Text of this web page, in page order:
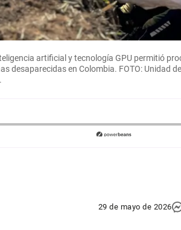
artificial y tecnología GPU permitió
desaparecidas en Colombia. FOTO: Unidad
29 de mayo de 2026